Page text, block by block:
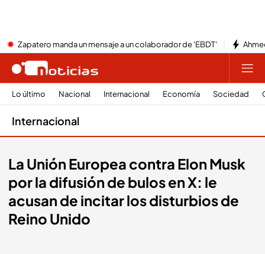
Zapatero manda un mensaje a un colaborador de 'EBDT'
Lo último Nacional Internacional Economía Sociedad
Internacional
La Unión Europea contra Elon Musk
por la difusión de bulos en X: le
acusan de incitar los disturbios de
Reino Unido